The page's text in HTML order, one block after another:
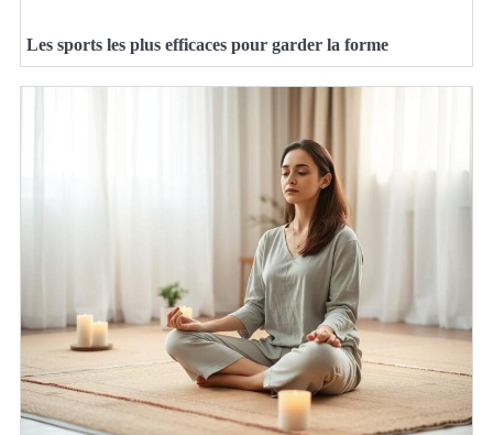
Les sports les plus efficaces pour garder la forme